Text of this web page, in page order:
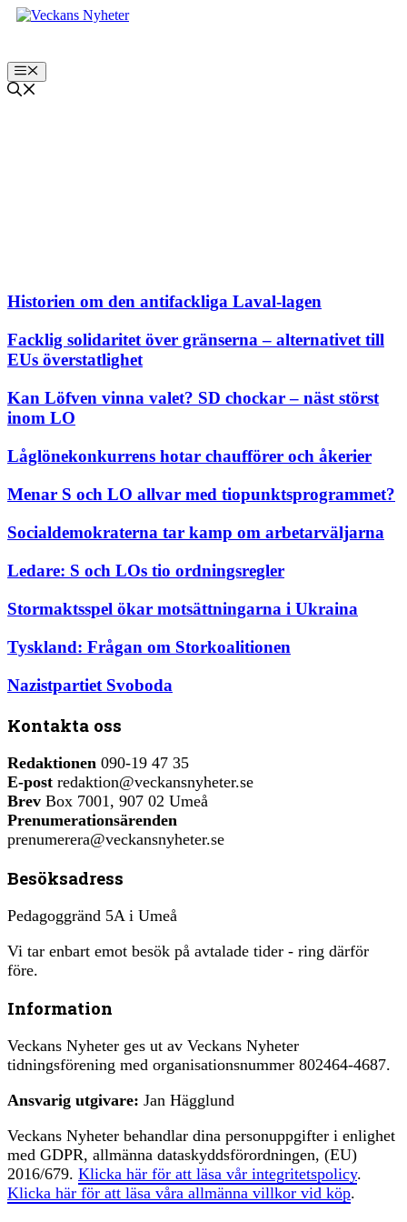
Hoppa
Meny
Historien om den antifackliga Laval-lagen
Facklig solidaritet över gränserna – alternativet till
EUs överstatlighet
Kan Löfven vinna valet? SD chockar – näst störst
inom LO
Låglönekonkurrens hotar chaufförer och åkerier
Menar S och LO allvar med tiopunktsprogrammet?
Socialdemokraterna tar kamp om arbetarväljarna
Ledare: S och LOs tio ordningsregler
Stormaktsspel ökar motsättningarna i Ukraina
Tyskland: Frågan om Storkoalitionen
Nazistpartiet Svoboda
Kontakta oss
Redaktionen 090-19 47 35
E-post redaktion@veckansnyheter.se
Brev Box 7001, 907 02 Umeå
Prenumerationsärenden
prenumerera@veckansnyheter.se
Besöksadress
Pedagoggränd 5A i Umeå
Vi tar enbart emot besök på avtalade tider - ring därför
före.
Information
Veckans Nyheter ges ut av Veckans Nyheter
tidningsförening med organisationsnummer 802464-4687.
Ansvarig utgivare: Jan Hägglund
Veckans Nyheter behandlar dina personuppgifter i enlighet
med GDPR, allmänna dataskyddsförordningen, (EU)
2016/679. Klicka här för att läsa vår integritetspolicy.
Klicka här för att läsa våra allmänna villkor vid köp.